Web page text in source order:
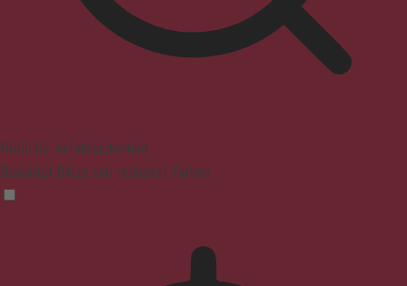
Profil für Anfallssicherheit
Beseitigt Blitze und reduziert Farben